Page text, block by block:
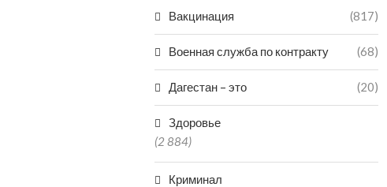
Вакцинация (817)
Военная служба по контракту (68)
Дагестан – это (20)
Здоровье
(2 884)
Криминал